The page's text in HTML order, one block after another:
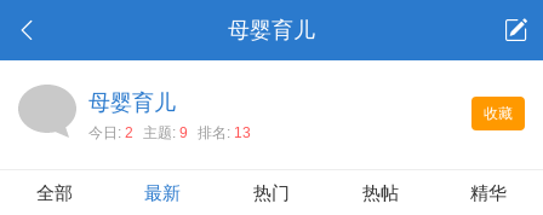
母婴育儿
收藏
母婴育儿
今日: 2 主题: 9 排名: 13
全部 最新 热门 热帖 精华